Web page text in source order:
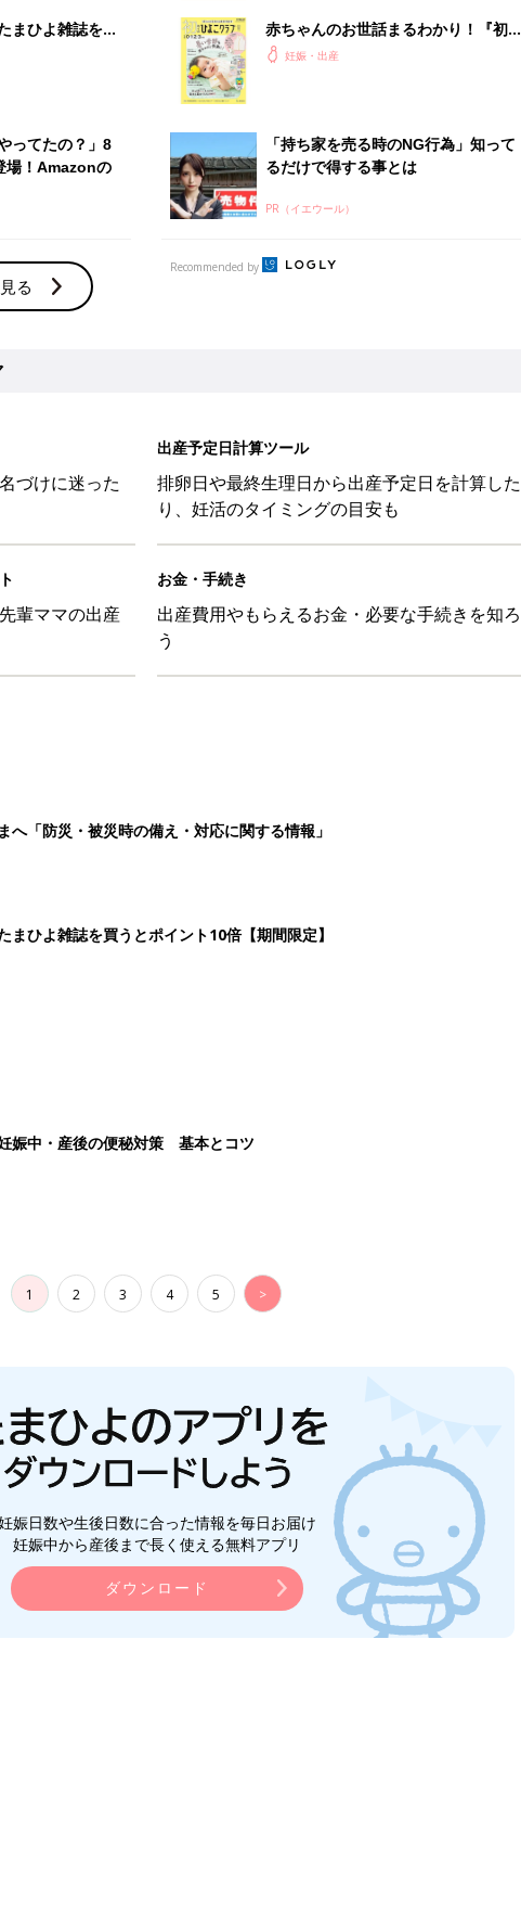
まひよ雑誌を買
間限定】
ってたの？」8
場！Amazonの
る
赤ちゃんのお世話まるわかり！『初め
てのひよこクラブ 夏号』〈巻頭大特
妊娠・出産
「持ち家を売る時のNG行為」知って
るだけで得する事とは
PR（イエウール）
Recommended by
づけに迷った
出産予定日計算ツール
排卵日や最終生理日から出産予定日を計算した
り、妊活のタイミングの目安も
輩ママの出産
お金・手続き
出産費用やもらえるお金・必要な手続きを知ろ
う
へ「防災・被災時の備え・対応に関する情報」
まひよ雑誌を買うとポイント10倍【期間限定】
娠中・産後の便秘対策 基本とコツ
1 2 3 4 5 >
娠日数や生後日数に合った情報を毎日お届け
妊娠中から産後まで長く使える無料アプリ
ダウンロード